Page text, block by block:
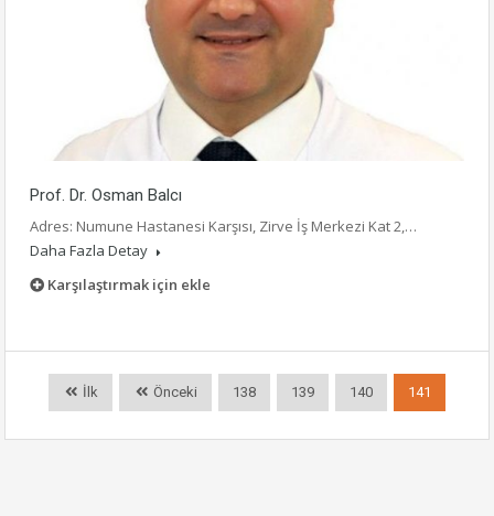
Prof. Dr. Osman Balcı
Adres: Numune Hastanesi Karşısı, Zirve İş Merkezi Kat 2,…
Daha Fazla Detay
Karşılaştırmak için ekle
İlk Önceki 138 139 140 141